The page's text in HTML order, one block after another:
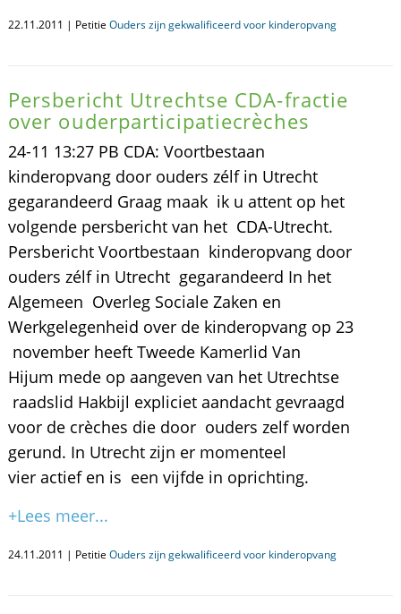
22.11.2011 | Petitie Ouders zijn gekwalificeerd voor kinderopvang
Persbericht Utrechtse CDA-fractie
over ouderparticipatiecrèches
24-11 13:27 PB CDA: Voortbestaan
kinderopvang door ouders zélf in Utrecht
gegarandeerd Graag maak ik u attent op het
volgende persbericht van het CDA-Utrecht.
Persbericht Voortbestaan kinderopvang door
ouders zélf in Utrecht gegarandeerd In het
Algemeen Overleg Sociale Zaken en
Werkgelegenheid over de kinderopvang op 23
november heeft Tweede Kamerlid Van
Hijum mede op aangeven van het Utrechtse
raadslid Hakbijl expliciet aandacht gevraagd
voor de crèches die door ouders zelf worden
gerund. In Utrecht zijn er momenteel
vier actief en is een vijfde in oprichting.
+Lees meer...
24.11.2011 | Petitie Ouders zijn gekwalificeerd voor kinderopvang